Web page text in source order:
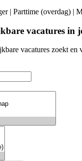
| Parttime (overdag) |
vacatures in
vacatures zoekt en